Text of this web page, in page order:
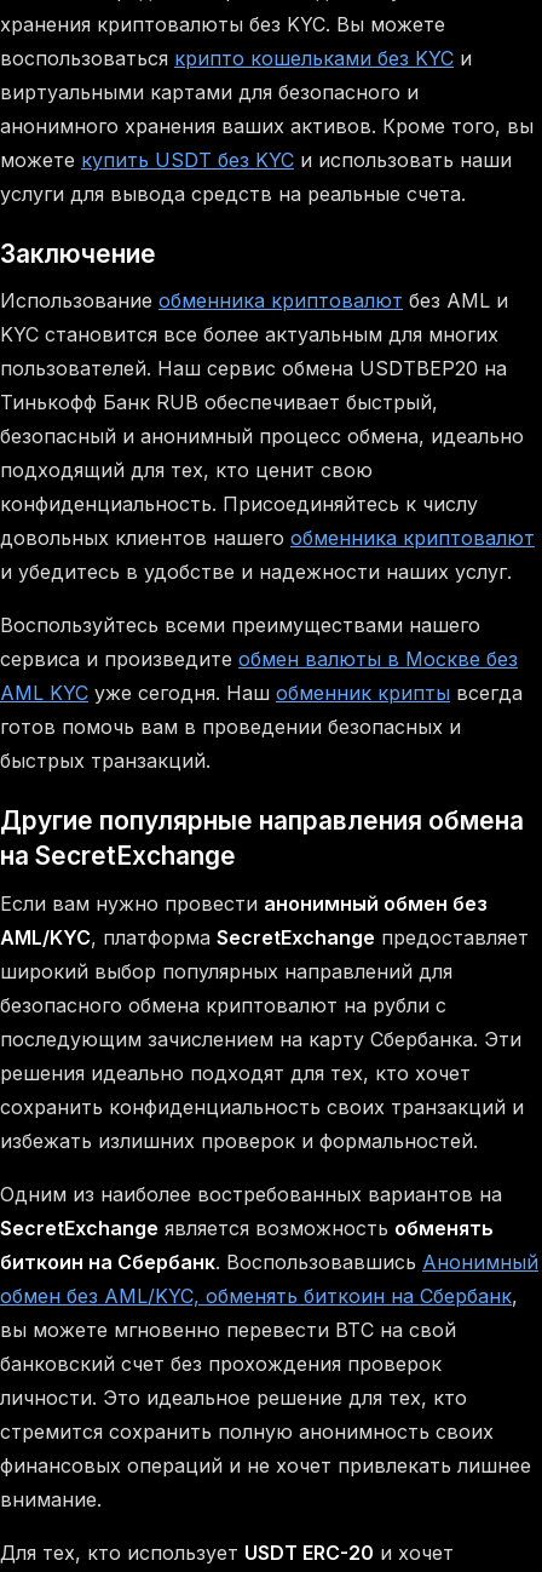
хранения криптовалюты без KYC. Вы можете
воспользоваться крипто кошельками без KYC и
виртуальными картами для безопасного и
анонимного хранения ваших активов. Кроме того, вы
можете купить USDT без KYC и использовать наши
услуги для вывода средств на реальные счета.
Заключение
Использование обменника криптовалют без AML и
KYC становится все более актуальным для многих
пользователей. Наш сервис обмена USDTBEP20 на
Тинькофф Банк RUB обеспечивает быстрый,
безопасный и анонимный процесс обмена, идеально
подходящий для тех, кто ценит свою
конфиденциальность. Присоединяйтесь к числу
довольных клиентов нашего обменника криптовалют
и убедитесь в удобстве и надежности наших услуг.
Воспользуйтесь всеми преимуществами нашего
сервиса и произведите обмен валюты в Москве без
AML KYC уже сегодня. Наш обменник крипты всегда
готов помочь вам в проведении безопасных и
быстрых транзакций.
Другие популярные направления обмена
на SecretExchange
Если вам нужно провести анонимный обмен без
AML/KYC, платформа SecretExchange предоставляет
широкий выбор популярных направлений для
безопасного обмена криптовалют на рубли с
последующим зачислением на карту Сбербанка. Эти
решения идеально подходят для тех, кто хочет
сохранить конфиденциальность своих транзакций и
избежать излишних проверок и формальностей.
Одним из наиболее востребованных вариантов на
SecretExchange является возможность обменять
биткоин на Сбербанк. Воспользовавшись Анонимный
обмен без AML/KYC, обменять биткоин на Сбербанк,
вы можете мгновенно перевести BTC на свой
банковский счет без прохождения проверок
личности. Это идеальное решение для тех, кто
стремится сохранить полную анонимность своих
финансовых операций и не хочет привлекать лишнее
внимание.
Для тех, кто использует USDT ERC-20 и хочет